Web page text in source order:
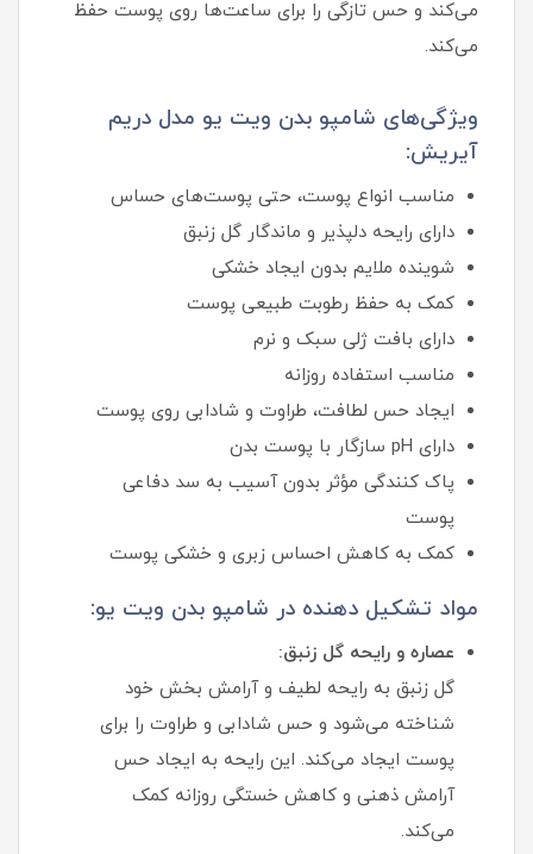
می‌کند و حس تازگی را برای ساعت‌ها روی پوست حفظ
می‌کند.
ویژگی‌های شامپو بدن ویت یو مدل دریم
آیریش:
مناسب انواع پوست، حتی پوست‌های حساس
دارای رایحه دلپذیر و ماندگار گل زنبق
شوینده ملایم بدون ایجاد خشکی
کمک به حفظ رطوبت طبیعی پوست
دارای بافت ژلی سبک و نرم
مناسب استفاده روزانه
ایجاد حس لطافت، طراوت و شادابی روی پوست
دارای pH سازگار با پوست بدن
پاک کنندگی مؤثر بدون آسیب به سد دفاعی
پوست
کمک به کاهش احساس زبری و خشکی پوست
مواد تشکیل دهنده در شامپو بدن ویت یو:
عصاره و رایحه گل زنبق:
گل زنبق به رایحه لطیف و آرامش بخش خود
شناخته می‌شود و حس شادابی و طراوت را برای
پوست ایجاد می‌کند. این رایحه به ایجاد حس
آرامش ذهنی و کاهش خستگی روزانه کمک
می‌کند.